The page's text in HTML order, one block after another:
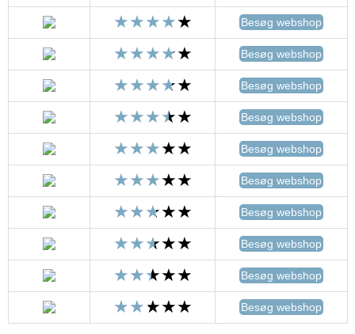
Besøg webshop
Besøg webshop
Besøg webshop
Besøg webshop
Besøg webshop
Besøg webshop
Besøg webshop
Besøg webshop
Besøg webshop
Besøg webshop